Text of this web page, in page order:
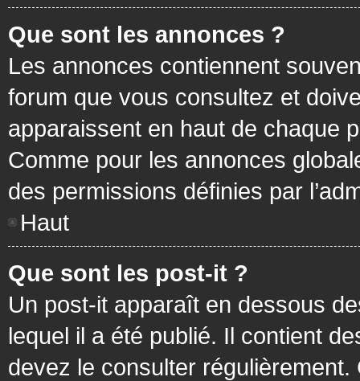
Que sont les annonces ?
Les annonces contiennent
forum que vous consultez et
apparaissent en haut de chaque
Comme pour les annonces
des permissions définies par
Haut
Que sont les post-it ?
Un post-it apparaît en dessous
lequel il a été publié. Il contient
devez le consulter